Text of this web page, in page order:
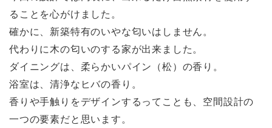
ることを心がけました。
確かに、新築特有のいやな匂いはしません。
代わりに木の匂いのする家が出来ました。
ダイニングは、柔らかいパイン（松）の香り。
浴室は、清浄なヒバの香り。
香りや手触りをデザインするってことも、空間設計の
一つの要素だと思います。